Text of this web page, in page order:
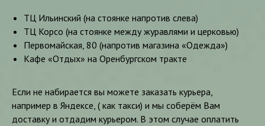
ТЦ Ильинский (на стоянке напротив слева)
ТЦ Корсо (на стоянке между журавлями и церковью)
Первомайская, 80 (напротив магазина «Одежда»)
Кафе «Отдых» на Оренбургском тракте
Если не набирается вы можете заказать курьера,
например в Яндексе, ( как такси) и мы соберём Вам
доставку и отдадим курьером. В этом случае оплатить